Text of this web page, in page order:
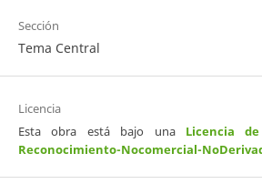
Sección
Tema Central
Licencia
Esta obra está bajo una Licencia
Reconocimiento-Nocomercial-